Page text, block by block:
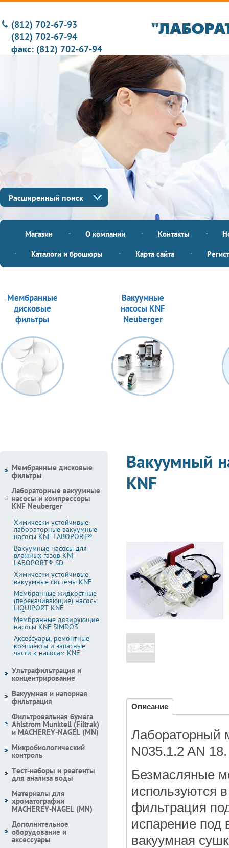
(812) 702-67-93
(812) 702-67-94
факс: (812) 702-67-94
Расширенный поиск
Магазин О компании Контакты
Каталоги и брошюры Карта сайта
Мембранные
дисковые
фильтры
Вакуумные
насосы KNF
Neuberger
Вакуумный
KNF
Описание
Лабораторный
N035.1.2 AN 18.
Безмасляные
используются
фильтрация
испарение под
вакуумная
Мембранные дисковые
фильтры
Лабораторные вакуумные
насосы и компрессоры
KNF Neuberger
Химически устойчивые
лабораторные вакуумные
насосы KNF LABOPORT®
Вакуумные насосы для
влажных газов KNF
LABOPORT® SD
Химически устойчивые
вакуумные системы KNF
Мембранные жидкостные
(перекачивающие) насосы
LIQUIPORT KNF
Мембранные дозирующие
насосы KNF SIMDOS
Аксессуары, ремонтные
комплекты и запасные
части к насосам KNF
Ультрафильтрация и
концентрирование
Вакуумная и напорная
фильтрация
Фильтровальная бумага
Ahlstrom Munktell (Filtrak)
и MACHEREY-NAGEL (MN)
Микробиологический
контроль
Тест-наборы и реагенты
для анализа воды
Материалы для
хроматографии
MACHEREY-NAGEL (MN)
Дополнительное
оборудование и
аксессуары